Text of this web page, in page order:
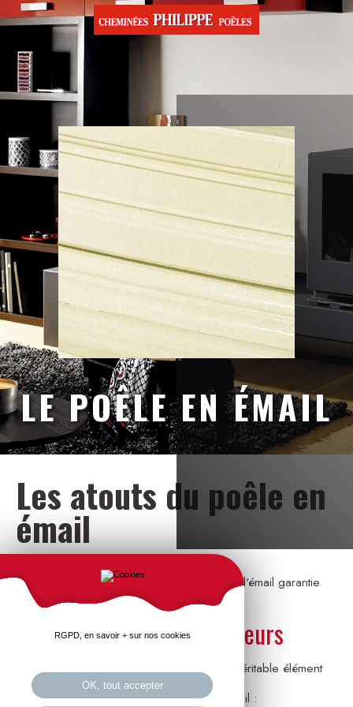
LE POÊLE EN ÉMAIL
Les atouts du poêle en
émail
Le style bien sûr !
Résistant, un degré de finitions très soigné, l'émail garantie
une vraie pérennité des couleurs.
Une large gamme de couleurs
L'émail permet de faire de votre poêle un véritable élément
de décoration.
Deux types de finitions pour les poêles émail :
RGPD, en savoir + sur nos cookies
OK, tout accepter